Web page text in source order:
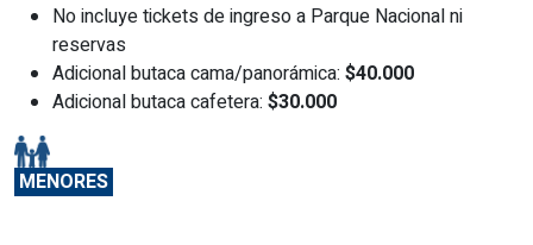
No incluye tickets de ingreso a Parque Nacional ni
reservas
Adicional butaca cama/panorámica: $40.000
Adicional butaca cafetera: $30.000
MENORES